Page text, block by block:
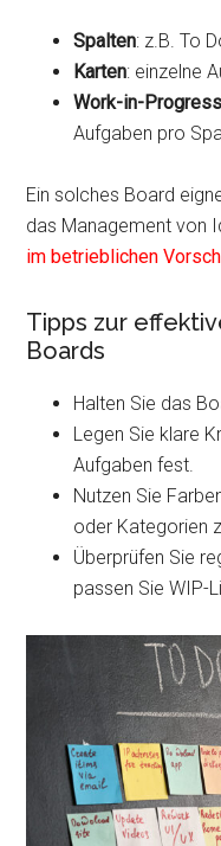
Spalten: z.B. To
Karten: einzelne
Work-in-
Aufgaben pro
Ein solches Board
das Management von
im betrieblichen
Tipps zur
Boards
Halten Sie das
Legen Sie klare
Aufgaben fest.
Nutzen Sie
oder Kategorien
Überprüfen Sie
passen Sie WIP-